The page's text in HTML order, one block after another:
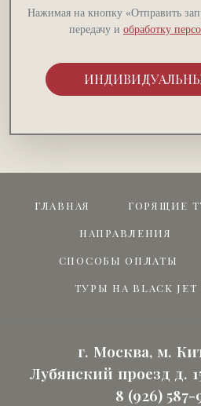
Нажимая на кнопку «Отправить
передачу и обработку
ГЛАВНАЯ ГОРЯЩИЕ
НАПРАВЛЕНИЯ
СПОСОБЫ ОПЛАТЫ
ТУРЫ НА BLACK JET
г. Москва, м.
Лубянский проезд д.
8 (926)